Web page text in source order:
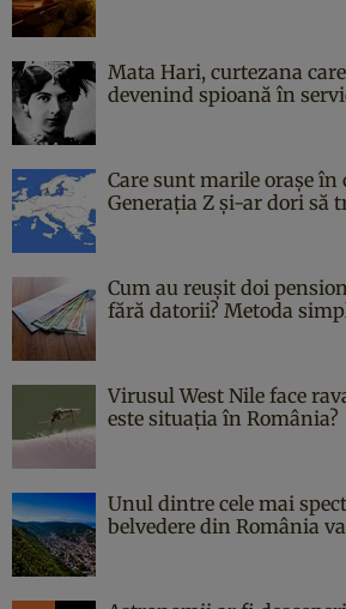
Mata Hari, curtezana
devenind spioană în
Care sunt marile orașe
Generația Z și-ar dori să
Cum au reușit doi
fără datorii? Metoda
Virusul West Nile face
este situația în România?
Unul dintre cele mai
belvedere din România